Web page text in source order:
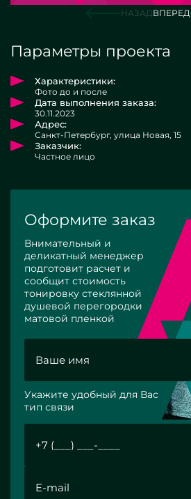
НАЗАДВПЕРЕД
Параметры проекта
Характеристики:
Фото до и после
Дата выполнения заказа:
30.11.2023
Адрес:
Санкт-Петербург, улица Новая, 15
Заказчик:
Частное лицо
Оформите заказ
Внимательный и
деликатный менеджер
подготовит расчет и
сообщит стоимость
тонировку стеклянной
душевой перегородки
матовой пленкой
Укажите удобный для Вас
тип связи